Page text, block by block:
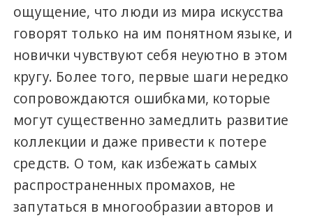
ощущение, что люди из мира искусства
говорят только на им понятном языке, и
новички чувствуют себя неуютно в этом
кругу. Более того, первые шаги нередко
сопровождаются ошибками, которые
могут существенно замедлить развитие
коллекции и даже привести к потере
средств. О том, как избежать самых
распространенных промахов, не
запутаться в многообразии авторов и